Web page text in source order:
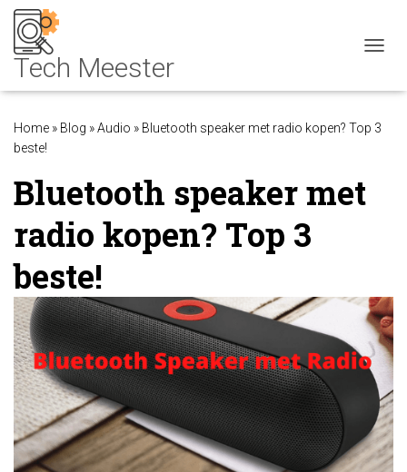
Home » Blog »Audio » Bluetooth speaker met radio kopen? Top 3
beste!
Bluetooth speaker met
radio kopen? Top 3
beste!